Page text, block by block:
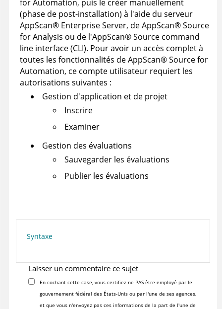
for Automation, puis le créer manuellement
(phase de post-installation) à l'aide du serveur
AppScan® Enterprise Server, deAppScan®Source
for Analysis ou de l'AppScan®Source command
line interface (CLI). Pour avoir un accès complet à
toutes les fonctionnalités deAppScan®Source for
Automation, ce compte utilisateur requiert les
autorisations suivantes :
Gestion d'application et de projet
Inscrire
Examiner
Gestion des évaluations
Sauvegarder les évaluations
Publier les évaluations
Syntaxe
Laisser un commentaire ce sujet
En cochant cette case, vous certifiez ne PAS être employé par le
gouvernement fédéral des États-Unis ou par l'une de ses agences,
et que vous n'envoyez pas ces informations de la part de l'une de